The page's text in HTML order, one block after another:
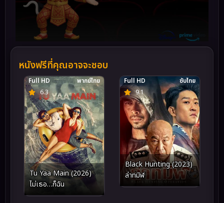
หนังฟรีที่คุณอาจจะชอบ
6.3
Full HD พากย์ไทย
Tu Yaa Main (2026)
ไม่เธอ…ก็ฉัน
9.1
Full HD ซับไทย
Black Hunting (2023)
ล่าทมิฬ